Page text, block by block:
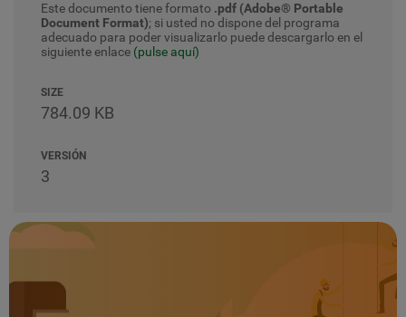
Este documento tiene formato .pdf (Adobe® Portable
Document Format); si usted no dispone del programa
adecuado para poder visualizarlo puede descargarlo en el
siguiente enlace (pulse aquí)
SIZE
784.09 KB
VERSIÓN
3